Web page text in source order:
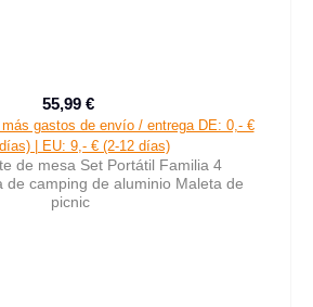
Precio de venta:
55,99 €
gastos de envío / entrega DE: 0,- €
| EU: 9,- € (2-12 días)
de mesa Set Portátil Familia 4
de camping de aluminio Maleta de
picnic